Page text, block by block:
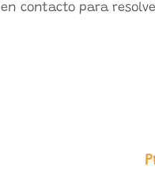
en contacto para